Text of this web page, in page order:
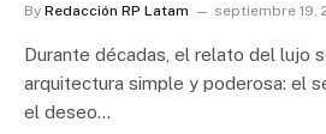
By Redacción RP Latam septiembre 19,
Durante décadas, el relato del lujo
arquitectura simple y poderosa: el
el deseo…